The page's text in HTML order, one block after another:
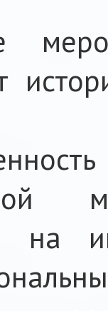
на